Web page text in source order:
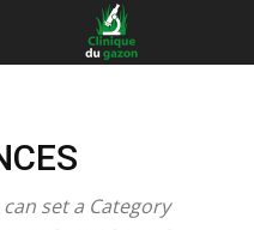
set a Category